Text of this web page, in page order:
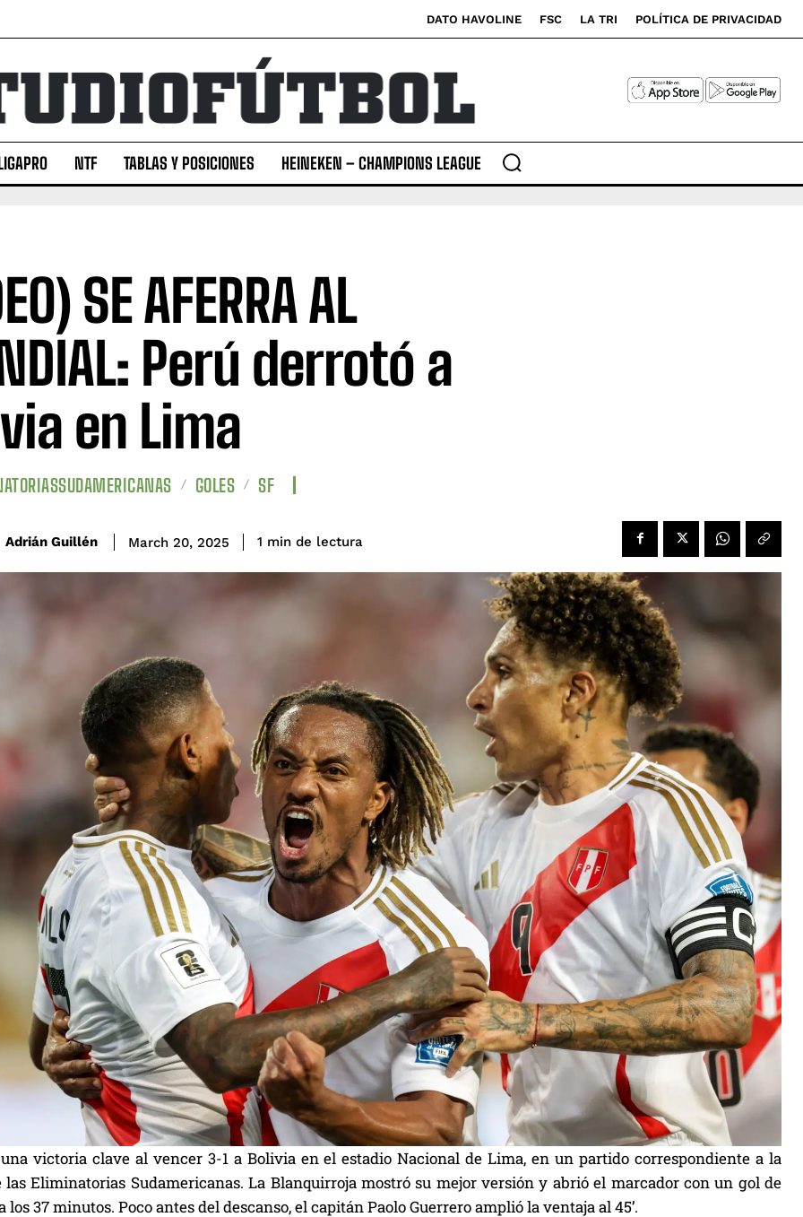
DATO HAVOLINE FSC LA TRI POLÍTICA DE PRIVACIDAD
NTF TABLAS Y POSICIONES HEINEKEN – CHAMPIONS LEAGUE
SE AFERRA AL
Perú derrotó a
en Lima
GOLES SF
Adrián Guillén March 20, 2025 1 min de lectura
victoria clave al vencer 3-1 a Bolivia en el estadio Nacional de Lima, en un partido correspondiente a la
las Eliminatorias Sudamericanas. La Blanquirroja mostró su mejor versión y abrió el marcador con un gol de
los 37 minutos. Poco antes del descanso, el capitán Paolo Guerrero amplió la ventaja al 45’.